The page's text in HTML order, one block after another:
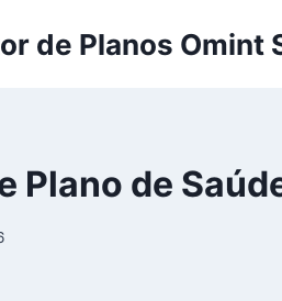
de Planos Omint
Plano de